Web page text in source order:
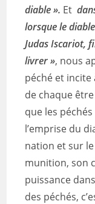
diable ». Et
lorsque le
Judas Iscariot,
livrer », nous
péché et
de chaque
que les
l’emprise du
nation et sur
munition, son
puissance
des péchés,